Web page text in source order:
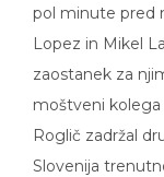
pol minute pred
Lopez in Mikel
zaostanek za
moštveni kolega
Roglič zadržal
Slovenija